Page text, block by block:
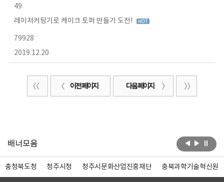
49
레이저커팅기로 케이크 토퍼 만들기 도전!
79928
2019.12.20
이전 페이지 다음 페이지
배너모음
충청북도청 청주시청 청주시문화산업진흥재단 충북과학기술혁신원